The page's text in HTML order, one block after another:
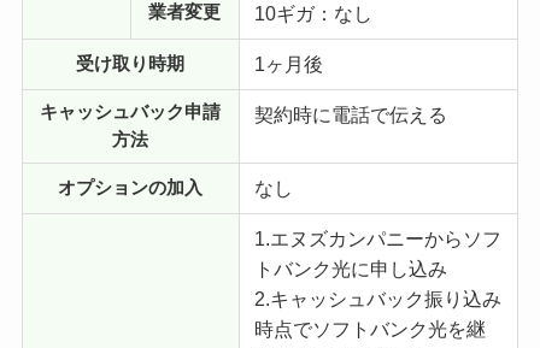
業者変更
10ギガ：なし
受け取り時期 1ヶ月後
キャッシュバック申請
方法
契約時に電話で伝える
オプションの加入 なし
1.エヌズカンパニーからソフ
トバンク光に申し込み
2.キャッシュバック振り込み
時点でソフトバンク光を継